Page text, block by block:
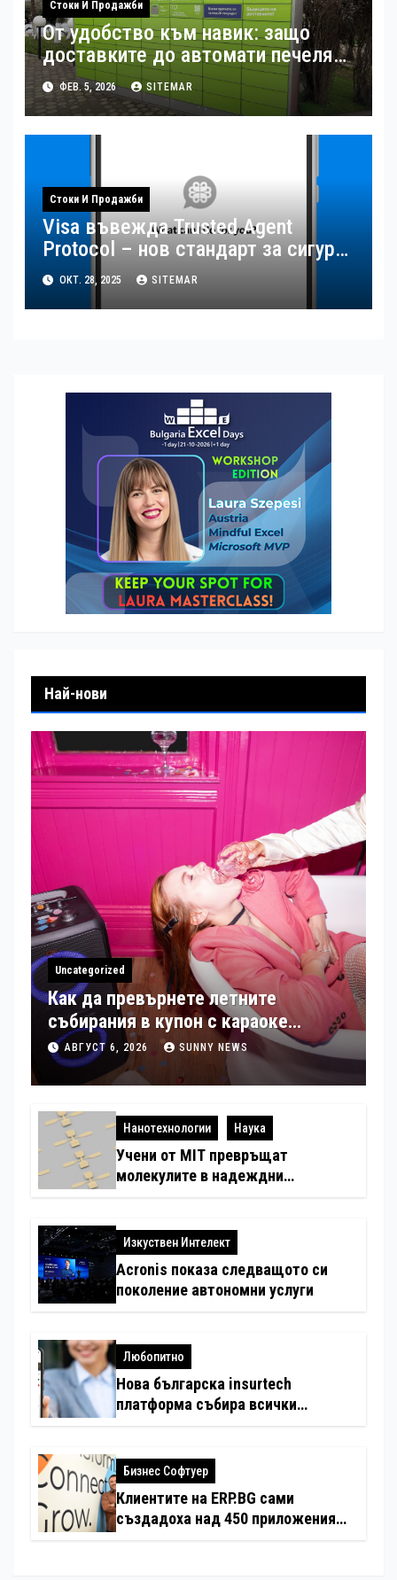
Стоки И Продажби
От удобство към навик: защо
доставките до автомати печелят
потребителите
ФЕВ. 5, 2026 SITEMAR
Стоки И Продажби
Visa въвежда Trusted Agent
Protocol – нов стандарт за сигурна
AI търговия
ОКТ. 28, 2025 SITEMAR
Най-нови
Uncategorized
Как да превърнете летните
събирания в купон с караоке
система
АВГУСТ 6, 2026 SUNNY NEWS
Нанотехнологии Наука
Учени от MIT превръщат
молекулите в надеждни
Изкуствен Интелект
Acronis показа следващото си
поколение автономни услуги
Любопитно
Нова българска insurtech
платформа събира всички
Бизнес Софтуер
Клиентите на ERP.BG сами
създадоха над 450 приложения